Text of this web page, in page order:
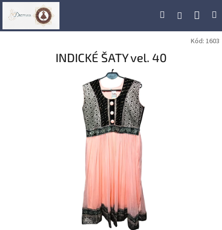
Přejít
Hledat Přihlášení
Kód: 1603
INDICKÉ ŠATY vel. 40